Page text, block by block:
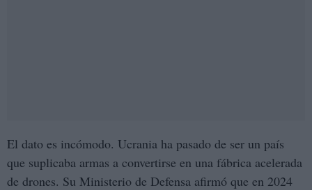
El dato es incómodo. Ucrania ha pasado de ser un país
que suplicaba armas a convertirse en una fábrica acelerada
de drones. Su Ministerio de Defensa afirmó que en 2024